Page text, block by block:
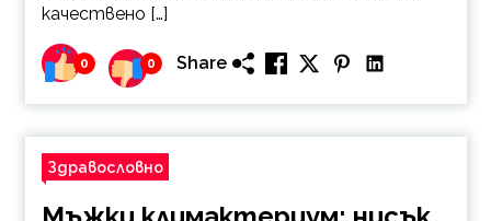
качествено […]
0 0 Share
Здравословно